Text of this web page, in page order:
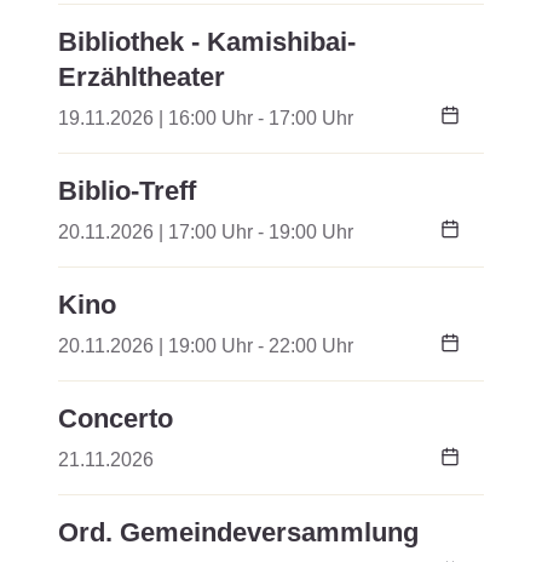
Bibliothek - Kamishibai-
Erzähltheater
19.11.2026 | 16:00 Uhr - 17:00 Uhr
Biblio-Treff
20.11.2026 | 17:00 Uhr - 19:00 Uhr
Kino
20.11.2026 | 19:00 Uhr - 22:00 Uhr
Concerto
21.11.2026
Ord. Gemeindeversammlung